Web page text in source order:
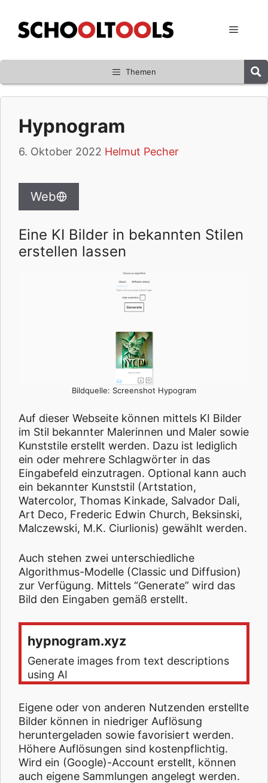
Inhalt
springen
Menü
Themen
Hypnogram
6. Oktober 2022 Helmut Pecher
Web
Eine KI Bilder in bekannten Stilen
erstellen lassen
Bildquelle: Screenshot Hypogram
Auf dieser Webseite können mittels KI Bilder
im Stil bekannter Malerinnen und Maler sowie
Kunststile erstellt werden. Dazu ist lediglich
ein oder mehrere Schlagwörter in das
Eingabefeld einzutragen. Optional kann auch
ein bekannter Kunststil (Artstation,
Watercolor, Thomas Kinkade, Salvador Dali,
Art Deco, Frederic Edwin Church, Beksinski,
Malczewski, M.K. Ciurlionis) gewählt werden.
Auch stehen zwei unterschiedliche
Algorithmus-Modelle (Classic und Diffusion)
zur Verfügung. Mittels “Generate” wird das
Bild den Eingaben gemäß erstellt.
hypnogram.xyz
Generate images from text descriptions
using AI
Eigene oder von anderen Nutzenden erstellte
Bilder können in niedriger Auflösung
heruntergeladen sowie favorisiert werden.
Höhere Auflösungen sind kostenpflichtig.
Wird ein (Google)-Account erstellt, können
auch eigene Sammlungen angelegt werden.